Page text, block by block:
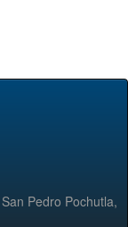
Pedro Pochutla,